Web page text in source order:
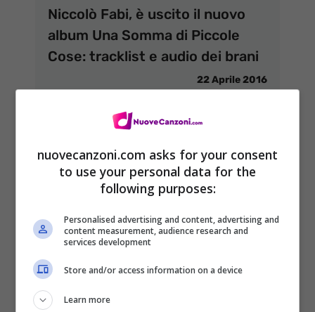
Niccolò Fabi, è uscito il nuovo
album Una Somma di Piccole
Cose: tracklist e audio dei brani
22 Aprile 2016
nuovecanzoni.com asks for your consent
to use your personal data for the
following purposes:
Personalised advertising and content, advertising and
content measurement, audience research and
services development
Store and/or access information on a device
Learn more